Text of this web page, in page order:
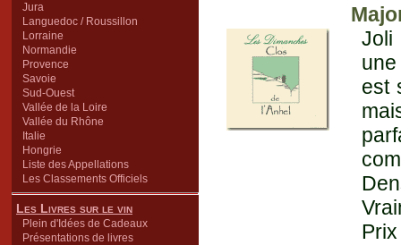
Jura
Languedoc / Roussillon
Lorraine
Normandie
Provence
Savoie
Sud-Ouest
Vallée de la Loire
Vallée du Rhône
Italie
Hongrie
Liste des Appellations
Les Classements Officiels
Les Livres sur le vin
Plein d'Idées de Cadeaux
Présentations de livres
Joli
est